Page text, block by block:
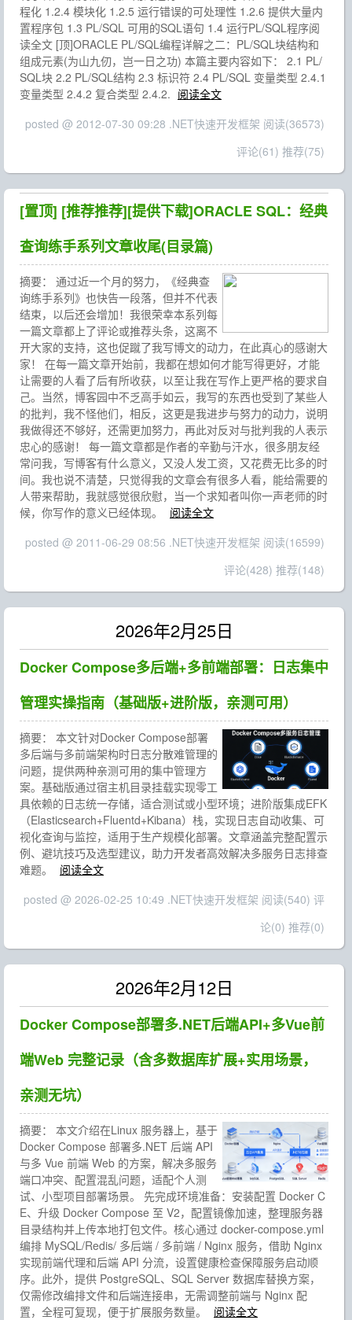
程化 1.2.4 模块化 1.2.5 运行错误的可处理性 1.2.6 提供大量内
置程序包 1.3 PL/SQL 可用的SQL语句 1.4 运行PL/SQL程序阅
读全文 [顶]ORACLE PL/SQL编程详解之二：PL/SQL块结构和
组成元素(为山九仞，岂一日之功) 本篇主要内容如下： 2.1 PL/
SQL块 2.2 PL/SQL结构 2.3 标识符 2.4 PL/SQL 变量类型 2.4.1
变量类型 2.4.2 复合类型 2.4.2. 阅读全文
posted @ 2012-07-30 09:28 .NET快速开发框架 阅读(36573)
评论(61) 推荐(75)
[置顶] [推荐推荐][提供下载]ORACLE SQL：经典
查询练手系列文章收尾(目录篇)
摘要： 通过近一个月的努力，《经典查
询练手系列》也快告一段落，但并不代表
结束，以后还会增加！我很荣幸本系列每
一篇文章都上了评论或推荐头条，这离不
开大家的支持，这也促蹴了我写博文的动力，在此真心的感谢大
家！ 在每一篇文章开始前，我都在想如何才能写得更好，才能
让需要的人看了后有所收获，以至让我在写作上更严格的要求自
己。当然，博客园中不乏高手如云，我写的东西也受到了某些人
的批判，我不怪他们，相反，这更是我进步与努力的动力，说明
我做得还不够好，还需更加努力，再此对反对与批判我的人表示
忠心的感谢！ 每一篇文章都是作者的辛勤与汗水，很多朋友经
常问我，写博客有什么意义，又没人发工资，又花费无比多的时
间。我也说不清楚，只觉得我的文章会有很多人看，能给需要的
人带来帮助，我就感觉很欣慰，当一个求知者叫你一声老师的时
候，你写作的意义已经体现。
阅读全文
posted @ 2011-06-29 08:56 .NET快速开发框架 阅读(16599)
评论(428) 推荐(148)
2026年2月25日
Docker Compose多后端+多前端部署：日志集中
管理实操指南（基础版+进阶版，亲测可用）
摘要： 本文针对Docker Compose部署
多后端与多前端架构时日志分散难管理的
问题，提供两种亲测可用的集中管理方
案。基础版通过宿主机目录挂载实现零工
具依赖的日志统一存储，适合测试或小型环境；进阶版集成EFK
（Elasticsearch+Fluentd+Kibana）栈，实现日志自动收集、可
视化查询与监控，适用于生产规模化部署。文章涵盖完整配置示
例、避坑技巧及选型建议，助力开发者高效解决多服务日志排查
难题。
阅读全文
posted @ 2026-02-25 10:49 .NET快速开发框架 阅读(540) 评
论(0) 推荐(0)
2026年2月12日
Docker Compose部署多.NET后端API+多Vue前
端Web 完整记录（含多数据库扩展+实用场景，
亲测无坑）
摘要： 本文介绍在Linux 服务器上，基于
Docker Compose 部署多.NET 后端 API
与多 Vue 前端 Web 的方案，解决多服务
端口冲突、配置混乱问题，适配个人测
试、小型项目部署场景。 先完成环境准备：安装配置 Docker C
E、升级 Docker Compose 至 V2，配置镜像加速，整理服务器
目录结构并上传本地打包文件。核心通过 docker-compose.yml
编排 MySQL/Redis/ 多后端 / 多前端 / Nginx 服务，借助 Nginx
实现前端代理和后端 API 分流，设置健康检查保障服务启动顺
序。此外，提供 PostgreSQL、SQL Server 数据库替换方案，
仅需修改编排文件和后端连接串，无需调整前端与 Nginx 配
置，全程可复现，便于扩展服务数量。
阅读全文